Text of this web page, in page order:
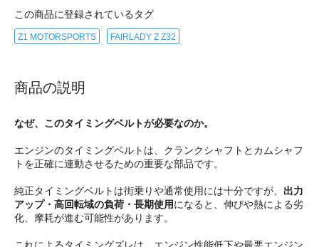
この商品に登録されているタグ
Z1 MOTORSPORTS FAIRLADY Z Z32
商品の説明
なぜ、このタイミングベルトが必要なのか。
エンジンのタイミングベルトは、クランクシャフトとカムシャフ
トを正確に連動させるための重要な部品です。
純正タイミングベルトは街乗りや通常使用には十分ですが、 出力
アップ・高回転域の負荷・長期使用になると、伸びや熱による劣
化、摩耗が進む可能性があります。